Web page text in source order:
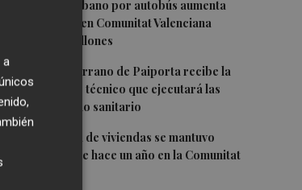
El transporte urbano por autobús aumenta
un 1,9% en junio en Comunitat Valenciana
hasta los 17,4 millones
CEIP Rosa Serrano de Paiporta recibe la
del equipo técnico que ejecutará las
del forjado sanitario
La compraventa de viviendas se mantuvo
igual en junio que hace un año en la Comunitat
a